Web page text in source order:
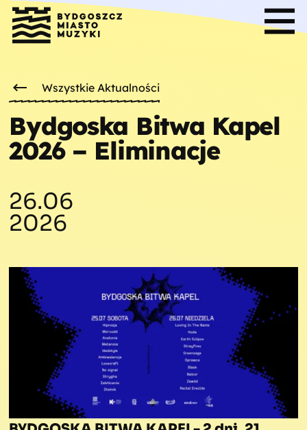
Wszystkie Aktualności
Bydgoska Bitwa Kapel
2026 – Eliminacje
26.06
2026